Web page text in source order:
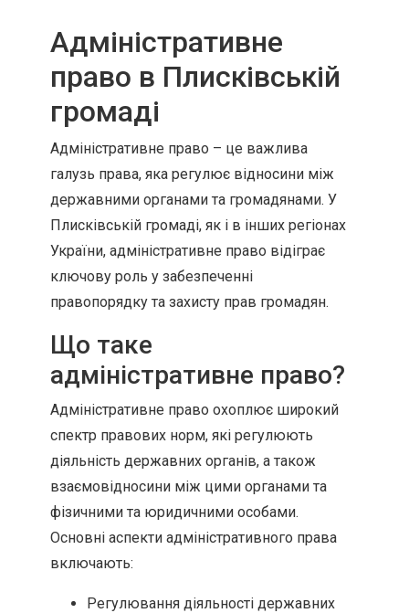
Адміністративне
право в Плисківській
громаді
Адміністративне право – це важлива
галузь права, яка регулює відносини між
державними органами та громадянами. У
Плисківській громаді, як і в інших регіонах
України, адміністративне право відіграє
ключову роль у забезпеченні
правопорядку та захисту прав громадян.
Що таке
адміністративне право?
Адміністративне право охоплює широкий
спектр правових норм, які регулюють
діяльність державних органів, а також
взаємовідносини між цими органами та
фізичними та юридичними особами.
Основні аспекти адміністративного права
включають:
Регулювання діяльності державних